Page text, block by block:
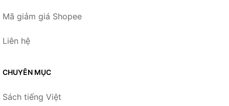
Mã giảm giá Shopee
Liên hệ
CHUYÊN MỤC
Sách tiếng Việt